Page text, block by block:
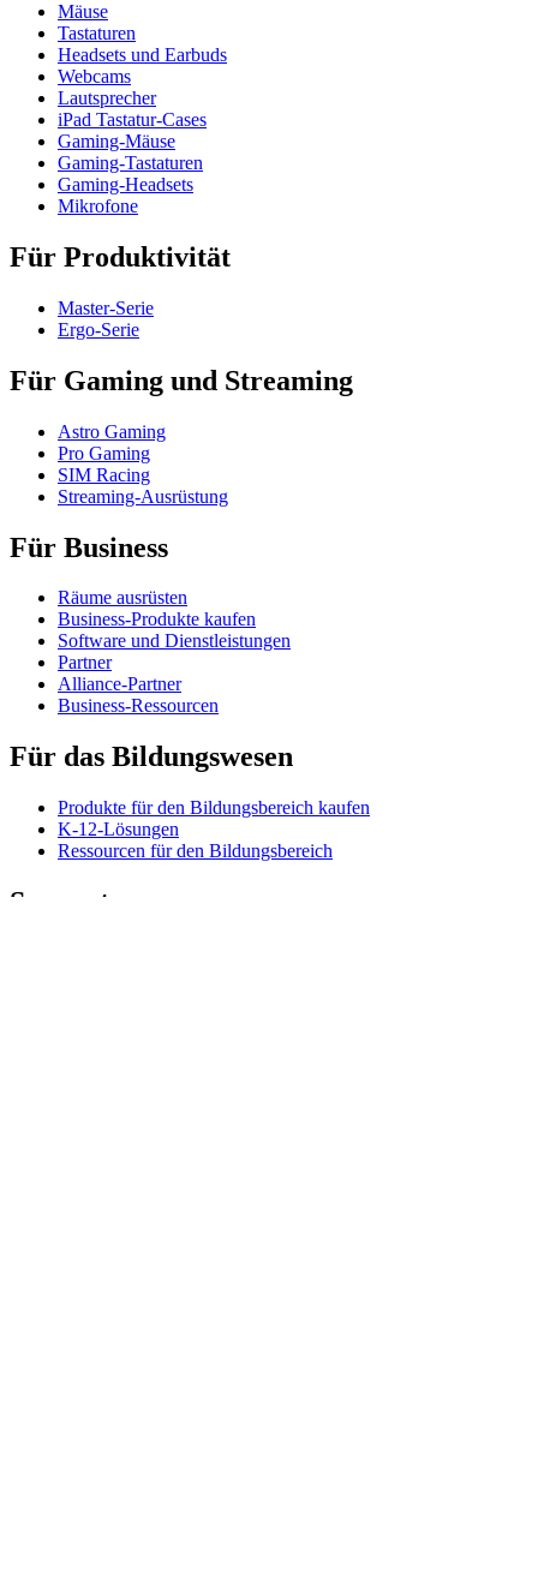
Mäuse
Tastaturen
Headsets und Earbuds
Webcams
Lautsprecher
iPad Tastatur-Cases
Gaming-Mäuse
Gaming-Tastaturen
Gaming-Headsets
Mikrofone
Für Produktivität
Master-Serie
Ergo-Serie
Für Gaming und Streaming
Astro Gaming
Pro Gaming
SIM Racing
Streaming-Ausrüstung
Für Business
Räume ausrüsten
Business-Produkte kaufen
Software und Dienstleistungen
Partner
Alliance-Partner
Business-Ressourcen
Für das Bildungswesen
Produkte für den Bildungsbereich kaufen
K-12-Lösungen
Ressourcen für den Bildungsbereich
Support